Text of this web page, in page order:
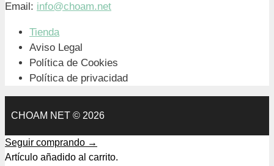
Email: info@choam.net
Tienda
Aviso Legal
Política de Cookies
Política de privacidad
CHOAM NET © 2026
Seguir comprando →
Artículo añadido al carrito.